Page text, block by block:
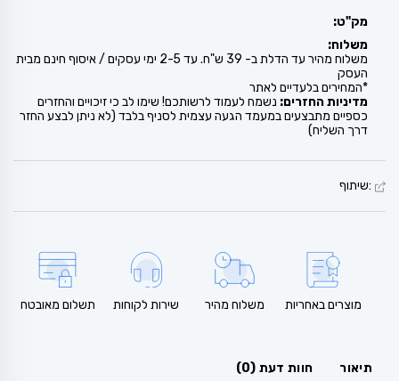
מק"ט:
משלוח:
משלוח מהיר עד הדלת ב- 39 ש"ח. עד 2-5 ימי עסקים / איסוף חינם מבית
העסק
*המחירים בלעדיים לאתר
מדיניות החזרים: נשמח לעמוד לרשותכם! שימו לב כי זיכויים והחזרים
כספיים מתבצעים במעמד הגעה עצמית לסניף בלבד (לא ניתן לבצע החזר
דרך השליח)
:שיתוף
מוצרים באחריות משלוח מהיר שירות לקוחות תשלום מאובטח
תיאור חוות דעת (0)